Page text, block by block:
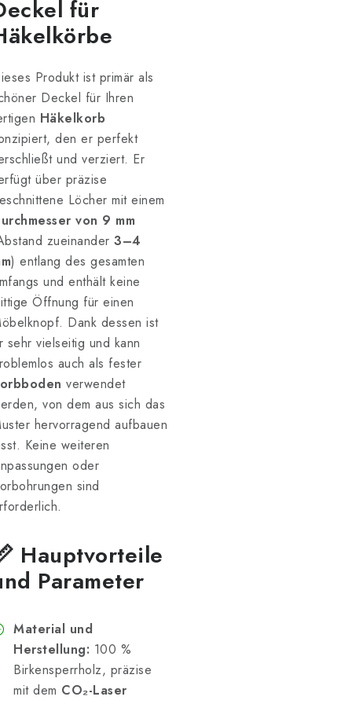
für
Produkt ist primär als
Deckel für Ihren
Häkelkorb
den er perfekt
und verziert. Er
über präzise
Löcher mit einem
von 9 mm
zueinander 3–4
) entlang des gesamten
und enthält keine
Öffnung für einen
Dank dessen ist
sehr vielseitig und kann
auch als fester
verwendet
von dem aus sich das
hervorragend aufbauen
Keine weiteren
oder
sind
Hauptvorteile
Parameter
Material und
Herstellung: 100 %
Birkensperrholz, präzise
mit dem CO₂-Laser